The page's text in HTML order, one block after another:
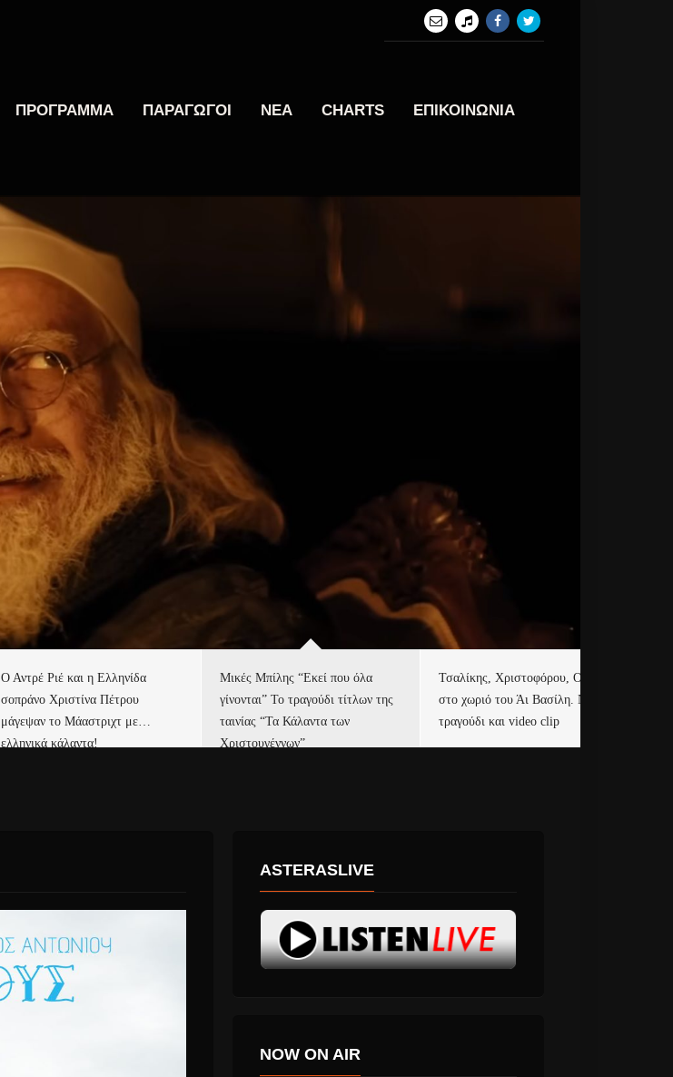
ΠΡΟΓΡΑΜΜΑ ΠΑΡΑΓΩΓΟΙ ΝΕΑ CHARTS ΕΠΙΚΟΙΝΩΝΙΑ
Ο Αντρέ Ριέ και η Ελληνίδα
σοπράνο Χριστίνα Πέτρου
μάγεψαν το Μάαστριχτ με…
ελληνικά κάλαντα!
Μικές Μπίλης “Εκεί που όλα
γίνονται” Το τραγούδι τίτλων της
ταινίας “Τα Κάλαντα των
Χριστουγέννων”
Τσαλίκης, Χριστοφόρου, ONE
στο χωριό του Άι Βασίλη. Νέο
τραγούδι και video clip
ASTERASLIVE
NOW ON AIR